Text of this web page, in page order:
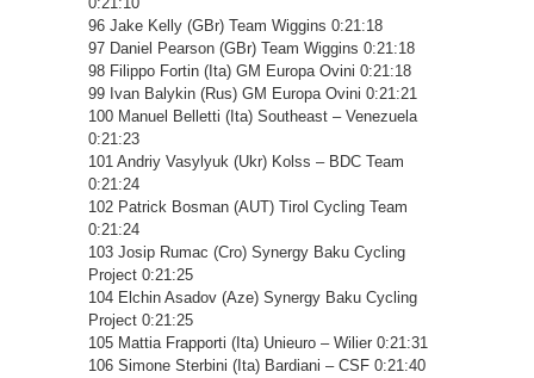
96 Jake Kelly (GBr) Team Wiggins 0:21:18
97 Daniel Pearson (GBr) Team Wiggins 0:21:18
98 Filippo Fortin (Ita) GM Europa Ovini 0:21:18
99 Ivan Balykin (Rus) GM Europa Ovini 0:21:21
100 Manuel Belletti (Ita) Southeast – Venezuela
0:21:23
101 Andriy Vasylyuk (Ukr) Kolss – BDC Team
0:21:24
102 Patrick Bosman (AUT) Tirol Cycling Team
0:21:24
103 Josip Rumac (Cro) Synergy Baku Cycling
Project 0:21:25
104 Elchin Asadov (Aze) Synergy Baku Cycling
Project 0:21:25
105 Mattia Frapporti (Ita) Unieuro – Wilier 0:21:31
106 Simone Sterbini (Ita) Bardiani – CSF 0:21:40